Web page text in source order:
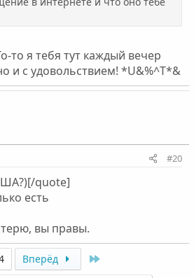
то я тебя тут каждый вечер
и с удовольствием! *U&%^T*&
#20
quote]
есть
вы правы.
Вперёд